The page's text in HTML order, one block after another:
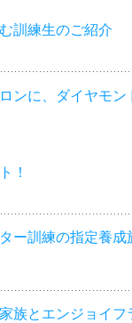
訓練生のご紹介
ンに、ダイヤモン
！
ー訓練の指定養成
族とエンジョイフ